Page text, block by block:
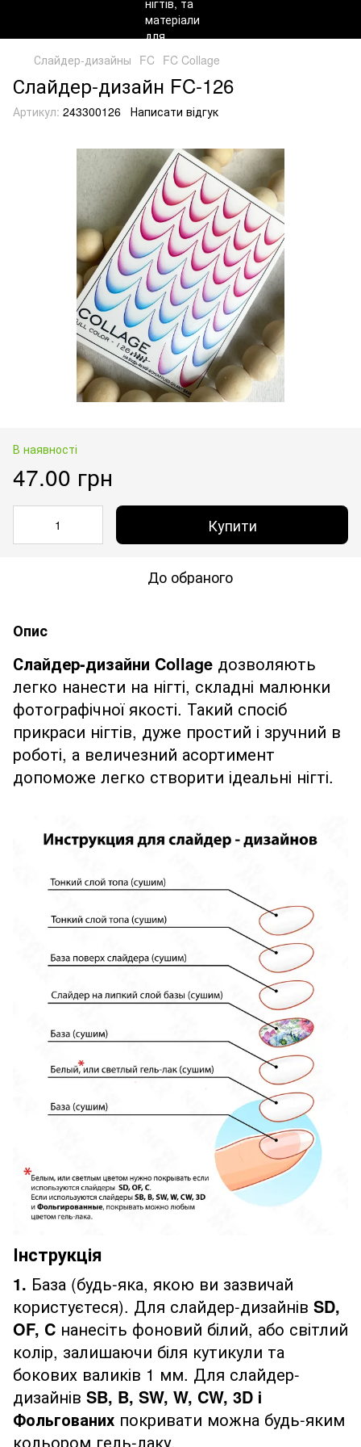
Слайдер-дизайны FC FC Collage
Слайдер-дизайн FC-126
Артикул: 243300126 Написати відгук
В наявності
47.00 грн
Купити
До обраного
Опис
Слайдер-дизайни Collage дозволяють
легко нанести на нігті, складні малюнки
фотографічної якості. Такий спосіб
прикраси нігтів, дуже простий і зручний в
роботі, а величезний асортимент
допоможе легко створити ідеальні нігті.
Інструкція
1. База (будь-яка, якою ви зазвичай
користуєтеся). Для слайдер-дизайнів SD,
OF, C нанесіть фоновий білий, або світлий
колір, залишаючи біля кутикули та
бокових валиків 1 мм. Для слайдер-
дизайнів SB, B, SW, W, CW, 3D і
Фольгованих покривати можна будь-яким
кольором гель-лаку.